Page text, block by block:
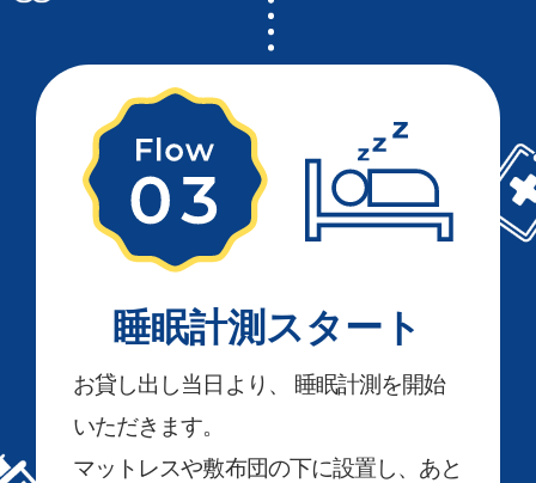
睡眠計測スタート
お貸し出し当日より、 睡眠計測を開始
いただきます。
マットレスや敷布団の下に設置し、あと